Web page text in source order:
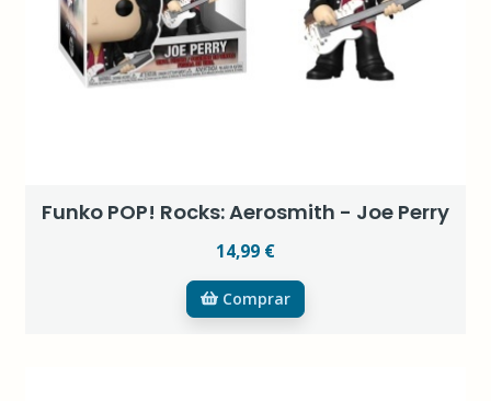
Funko POP! Rocks: Aerosmith - Joe Perry
14,99 €
Comprar